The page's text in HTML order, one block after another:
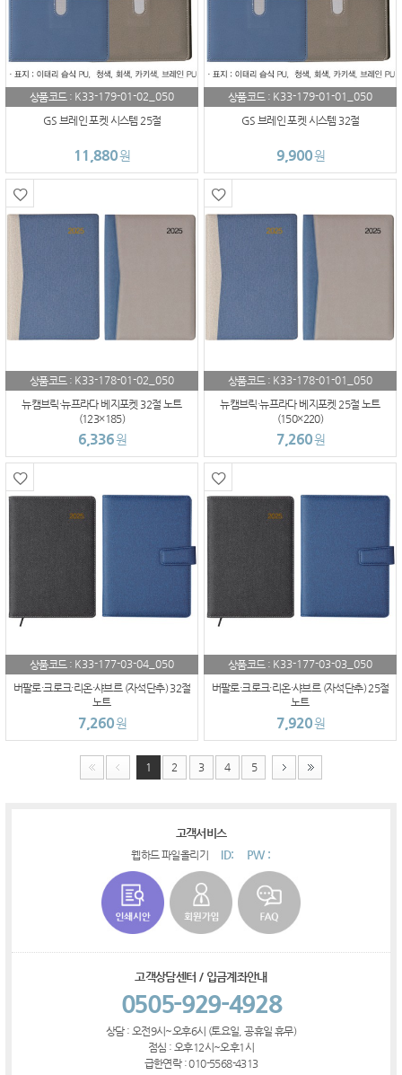
상품코드 : K33-179-01-02_050
GS 브레인 포켓 시스템 25절
11,880원
상품코드 : K33-179-01-01_050
GS 브레인 포켓 시스템 32절
9,900원
상품코드 : K33-178-01-02_050
뉴캠브릭·뉴프라다 베지포켓 32절 노트
(123×185)
6,336원
상품코드 : K33-178-01-01_050
뉴캠브릭·뉴프라다 베지포켓 25절 노트
(150×220)
7,260원
상품코드 : K33-177-03-04_050
버팔로·크로크·리온·샤브르 (자석단추) 32절
노트
7,260원
상품코드 : K33-177-03-03_050
버팔로·크로크·리온·샤브르 (자석단추) 25절
노트
7,920원
1 2 3 4 5
고객서비스
웹하드 파일올리기 ID: PW :
고객상담센터 / 입금계좌안내
0505-929-4928
상담 : 오전9시~오후6시 (토요일, 공휴일 휴무)
점심 : 오후12시~오후1시
급한연락 : 010-5568-4313